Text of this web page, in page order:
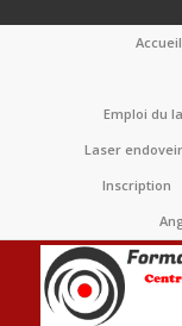
Accueil
Emploi du
Laser
Inscription